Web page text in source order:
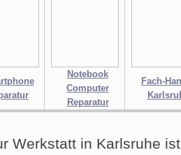
Notebook
Computer
Reparatur
Fach-
Werkstatt in Karlsruhe